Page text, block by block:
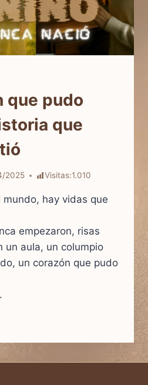
que pudo
que
2025 Visitas:1.010
mundo, hay vidas que
empezaron, risas
un aula, un columpio
un corazón que pudo